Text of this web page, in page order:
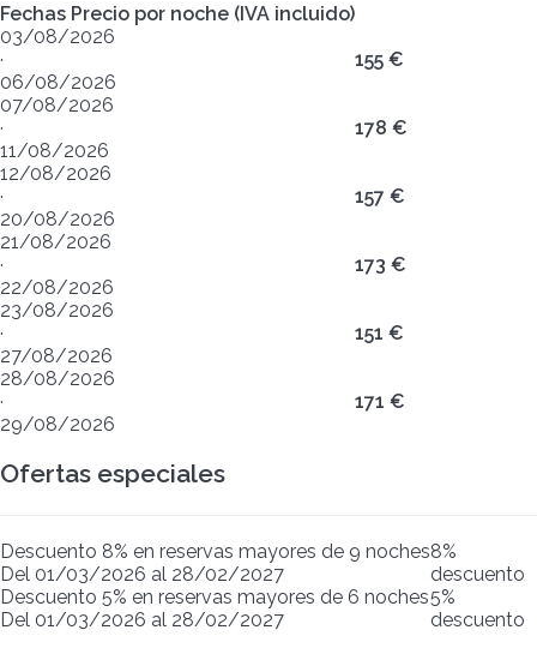
Fechas Precio por noche (IVA incluido)
03/08/2026
·
06/08/2026
155 €
07/08/2026
·
11/08/2026
178 €
12/08/2026
·
20/08/2026
157 €
21/08/2026
·
22/08/2026
173 €
23/08/2026
·
27/08/2026
151 €
28/08/2026
·
29/08/2026
171 €
Ofertas especiales
Descuento 8% en reservas mayores de 9 noches
Del 01/03/2026 al 28/02/2027
8%
descuento
Descuento 5% en reservas mayores de 6 noches
Del 01/03/2026 al 28/02/2027
5%
descuento